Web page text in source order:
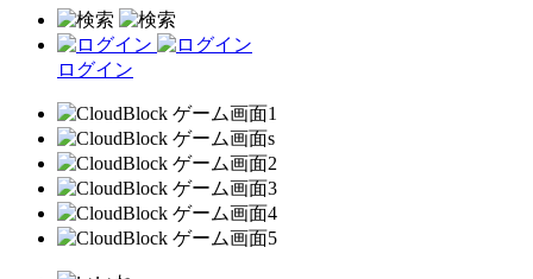
ログイン